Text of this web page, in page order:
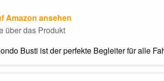
Amazon ansehen
über das Produkt
Busti ist der perfekte Begleiter für alle